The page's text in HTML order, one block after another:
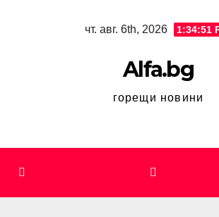
чт. авг. 6th, 2026 1:34:51
Alfa.bg
горещи новини